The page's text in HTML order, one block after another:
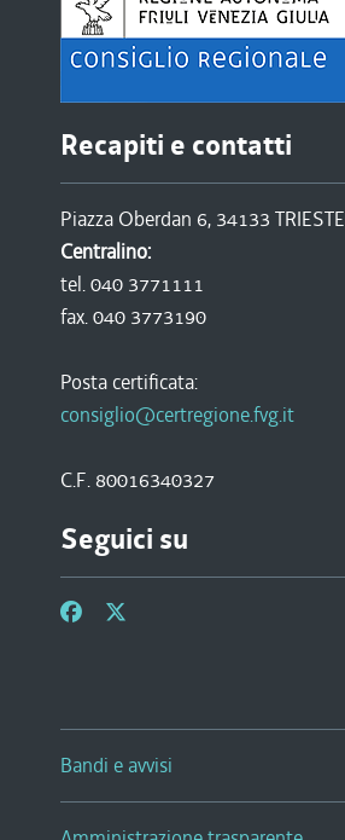
Recapiti e contatti
Piazza Oberdan 6, 34133 TRIESTE
Centralino:
tel. 040 3771111
fax. 040 3773190
Posta certificata:
consiglio@certregione.fvg.it
C.F. 80016340327
Seguici su
Bandi e avvisi